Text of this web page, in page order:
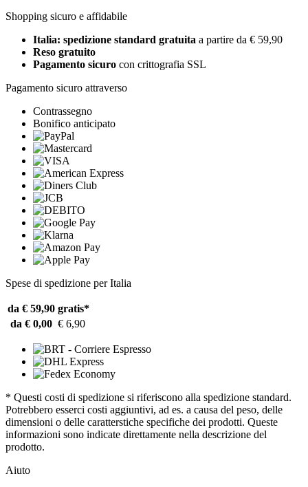
Shopping sicuro e affidabile
Italia: spedizione standard gratuita a partire da € 59,90
Reso gratuito
Pagamento sicuro con crittografia SSL
Pagamento sicuro attraverso
Contrassegno
Bonifico anticipato
Spese di spedizione per Italia
da € 59,90 gratis*
da € 0,00 € 6,90
* Questi costi di spedizione si riferiscono alla spedizione standard.
Potrebbero esserci costi aggiuntivi, ad es. a causa del peso, delle
dimensioni o delle caratterstiche specifiche dei prodotti. Queste
informazioni sono indicate direttamente nella descrizione del
prodotto.
Aiuto